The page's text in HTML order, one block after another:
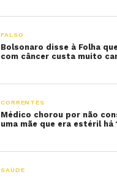
FALSO
Bolsonaro disse à Folha
com câncer custa muito
CORRENTES
Médico chorou por não
uma mãe que era estéril há
SAÚDE